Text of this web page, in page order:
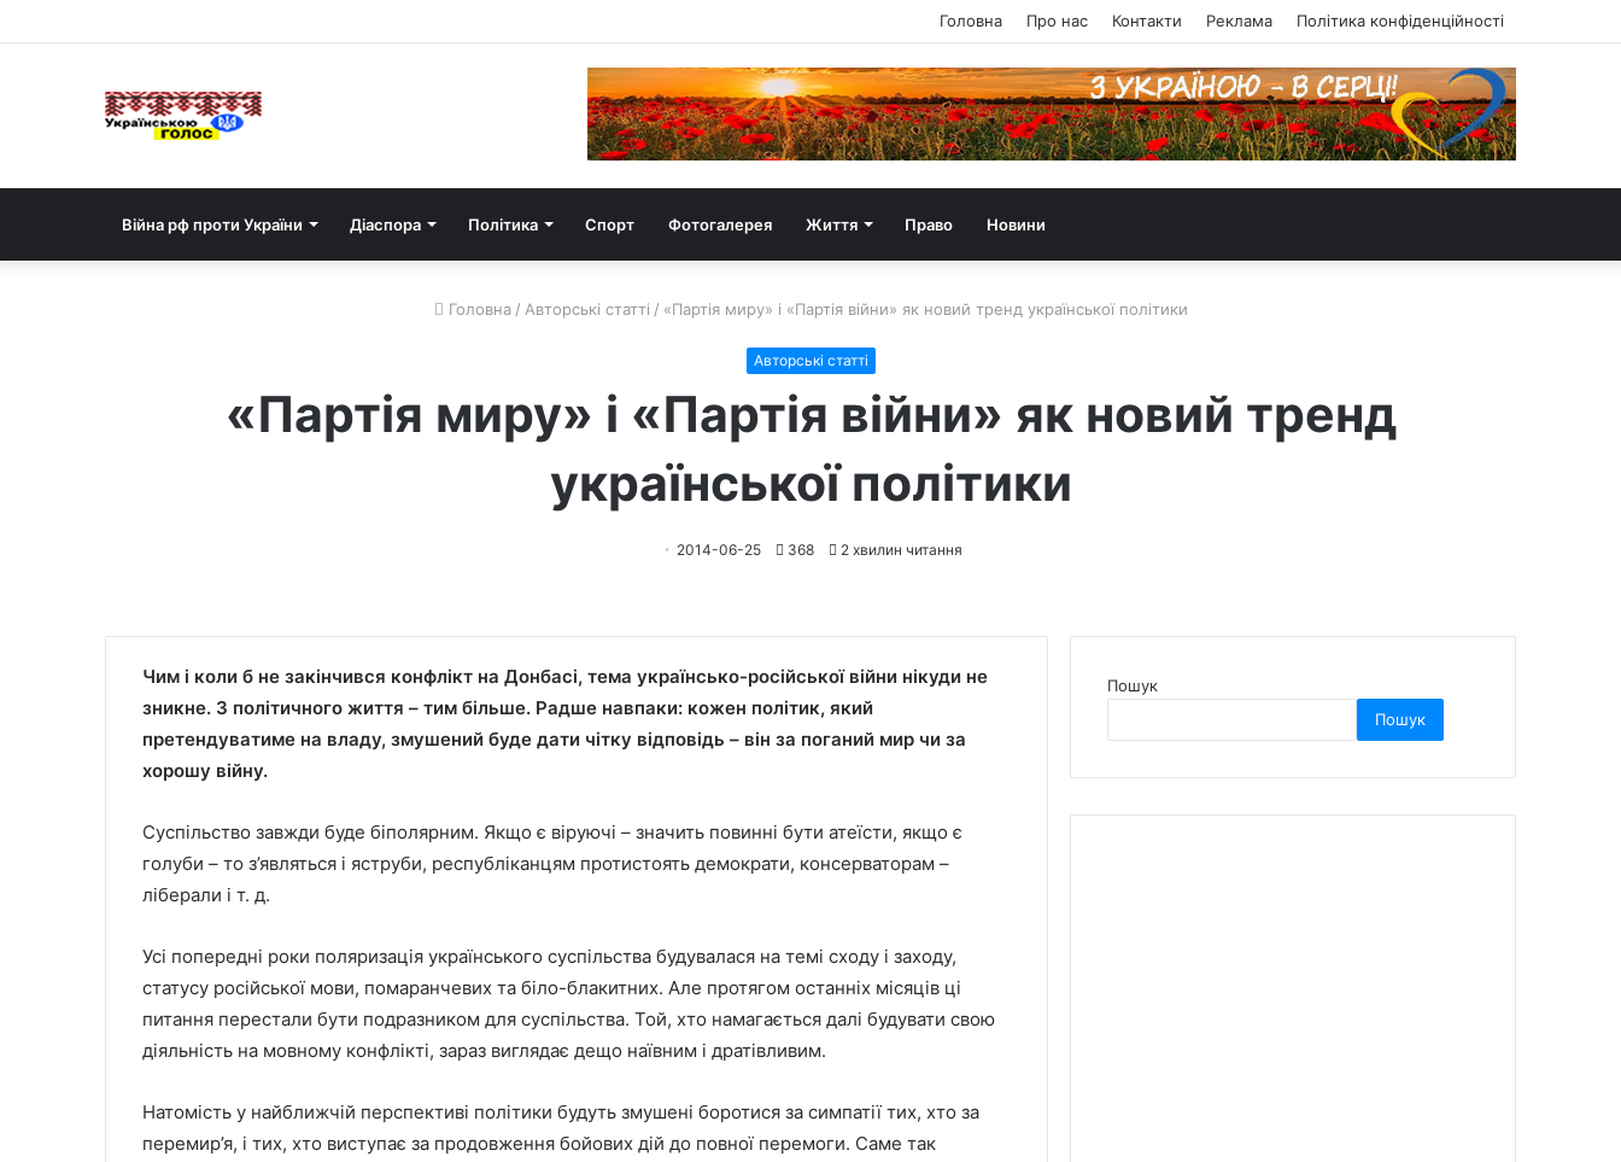
Головна Про нас Контакти Реклама Політика конфіденційності
Війна рф проти України Діаспора Політика Спорт Фотогалерея Життя Право Новини
Головна / Авторські статті / «Партія миру» і «Партія війни» як новий тренд української політики
Авторські статті
«Партія миру» і «Партія війни» як новий тренд
української політики
2014-06-25 368 2 хвилин читання
Чим і коли б не закінчився конфлікт на Донбасі, тема українсько-російської війни нікуди не
зникне. З політичного життя – тим більше. Радше навпаки: кожен політик, який
претендуватиме на владу, змушений буде дати чітку відповідь – він за поганий мир чи за
хорошу війну.
Суспільство завжди буде біполярним. Якщо є віруючі – значить повинні бути атеїсти, якщо є
голуби – то з’являться і яструби, республіканцям протистоять демократи, консерваторам –
ліберали і т. д.
Усі попередні роки поляризація українського суспільства будувалася на темі сходу і заходу,
статусу російської мови, помаранчевих та біло-блакитних. Але протягом останніх місяців ці
питання перестали бути подразником для суспільства. Той, хто намагається далі будувати свою
діяльність на мовному конфлікті, зараз виглядає дещо наївним і дратівливим.
Натомість у найближчій перспективі політики будуть змушені боротися за симпатії тих, хто за
перемир’я, і тих, хто виступає за продовження бойових дій до повної перемоги. Саме так
Пошук
Пошук